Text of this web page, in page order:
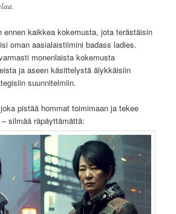
ennen kaikkea kokemusta, jota terästäisin
oman aasialaistiimini badass ladies.
monenlaista kokemusta
ja aseen käsittelystä älykkäisiin
suunnitelmiin.
pistää hommat toimimaan ja tekee
silmää räpäyttämättä: